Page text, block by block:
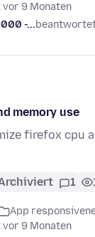
9 Monaten
-...
memory use
firefox cpu
1
App
9 Monaten